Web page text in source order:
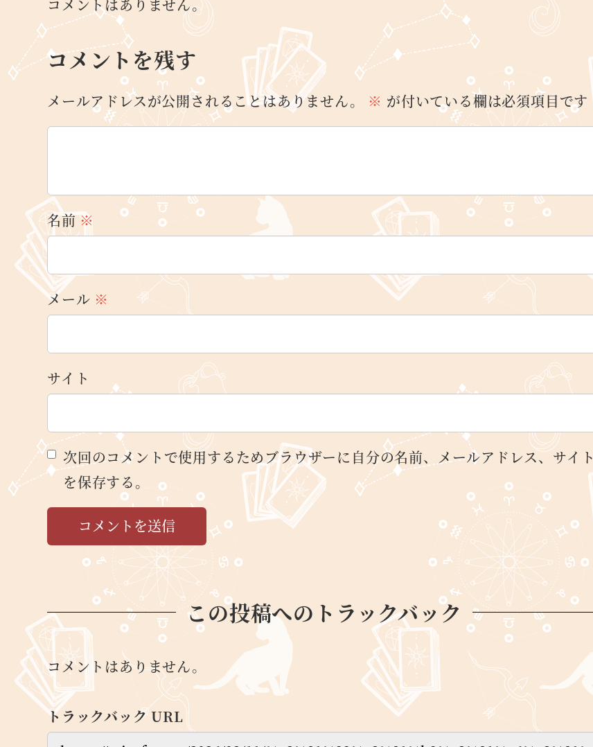
コメントはありません。
コメントを残す
メールアドレスが公開されることはありません。 ※ が付いている欄は必須項目です
名前※
メール ※
サイト
次回のコメントで使用するためブラウザーに自分の名前、メールアドレス、サイト
を保存する。
この投稿へのトラックバック
コメントはありません。
トラックバック URL